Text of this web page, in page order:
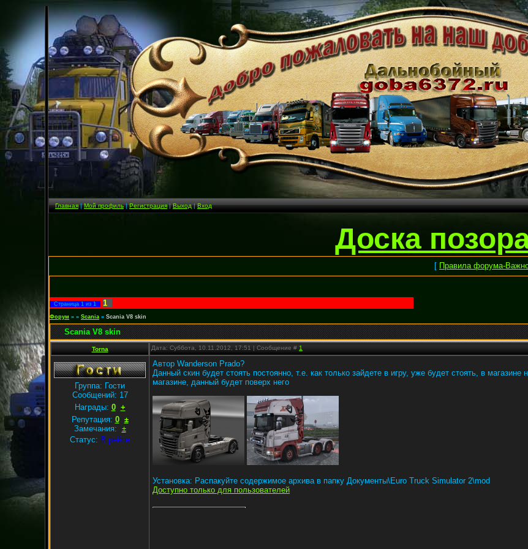
Главная|Мой профиль|Регистрация|Выход|Вход
Доска
[ Правила форума-
Страница 1 из 1 1
Форум » » Scania » Scania V8 skin
Scania V8 skin
Torna Дата: Суббота, 10.11.2012, 17:51 | Сообщение # 1
Группа: Гости
Сообщений: 17
Награды: 0 +
Репутация: 0 ±
Замечания: ±
Статус: В рейсе
Автор Wanderson Prado?
Данный скин будет стоять постоянно, т.е. как только зайдете в игру, уже будет стоять, в
магазине, данный будет поверх него
Установка: Распакуйте содержимое архива в папку Документы\Euro Truck Simulator 2\mod
Доступно только для пользователей